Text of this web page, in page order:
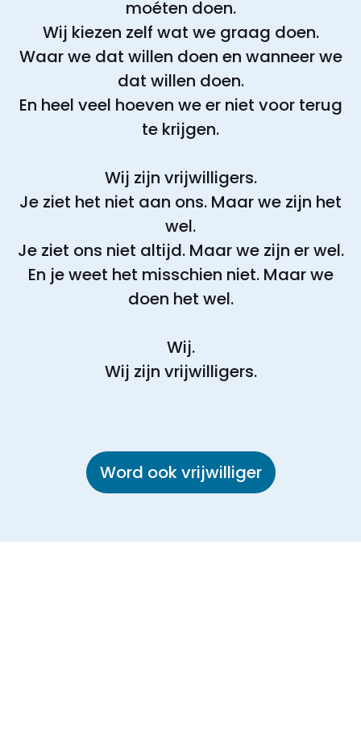
moéten doen.
Wij kiezen zelf wat we graag doen.
Waar we dat willen doen en wanneer we
dat willen doen.
En heel veel hoeven we er niet voor terug
te krijgen.
Wij zijn vrijwilligers.
Je ziet het niet aan ons. Maar we zijn het
wel.
Je ziet ons niet altijd. Maar we zijn er wel.
En je weet het misschien niet. Maar we
doen het wel.
Wij.
Wij zijn vrijwilligers.
Word ook vrijwilliger